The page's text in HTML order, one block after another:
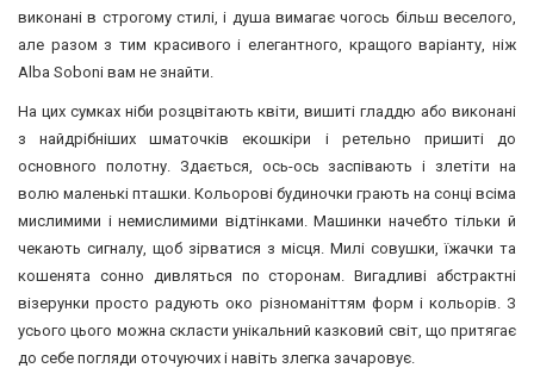
виконані в строгому стилі, і душа вимагає чогось більш веселого,
але разом з тим красивого і елегантного, кращого варіанту, ніж
Alba Soboni вам не знайти.
На цих сумках ніби розцвітають квіти, вишиті гладдю або виконані
з найдрібніших шматочків екошкіри і ретельно пришиті до
основного полотну. Здається, ось-ось заспівають і злетіти на
волю маленькі пташки. Кольорові будиночки грають на сонці всіма
мислимими і немислимими відтінками. Машинки начебто тільки й
чекають сигналу, щоб зірватися з місця. Милі совушки, їжачки та
кошенята сонно дивляться по сторонам. Вигадливі абстрактні
візерунки просто радують око різноманіттям форм і кольорів. З
усього цього можна скласти унікальний казковий світ, що притягає
до себе погляди оточуючих і навіть злегка зачаровує.